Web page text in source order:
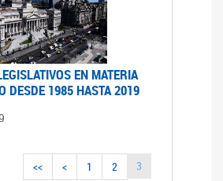
EN MATERIA
DESDE 1985 HASTA 2019
<< < 1 2 3